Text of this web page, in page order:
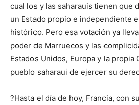
cual los y las saharauis tienen que
un Estado propio e independiente
histórico. Pero esa votación ya
poder de Marruecos y las
Estados Unidos, Europa y la propia
pueblo saharaui de ejercer su
?Hasta el día de hoy, Francia, con